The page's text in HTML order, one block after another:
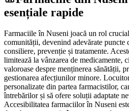
esențiale rapide
Farmaciile în Nuseni joacă un rol
comunității, devenind adevărate puncte
consiliere, prevenție și tratamente.
limitează la vânzarea de medicamente,
valoroase despre menținerea sănătății,
gestionarea afecțiunilor minore.
personalizate din partea farmacistilor,
întrebărilor și să ofere soluții adaptate
Accesibilitatea farmaciilor în Nuseni